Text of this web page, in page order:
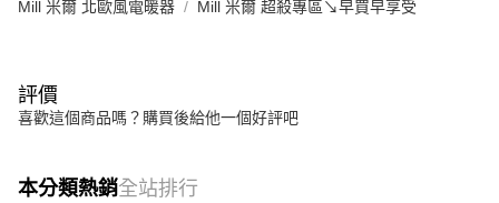
Mill 米爾 北歐風電暖器 Mill 米爾 超殺專區↘早買早享受
評價
喜歡這個商品嗎？購買後給他一個好評吧
本分類熱銷全站排行